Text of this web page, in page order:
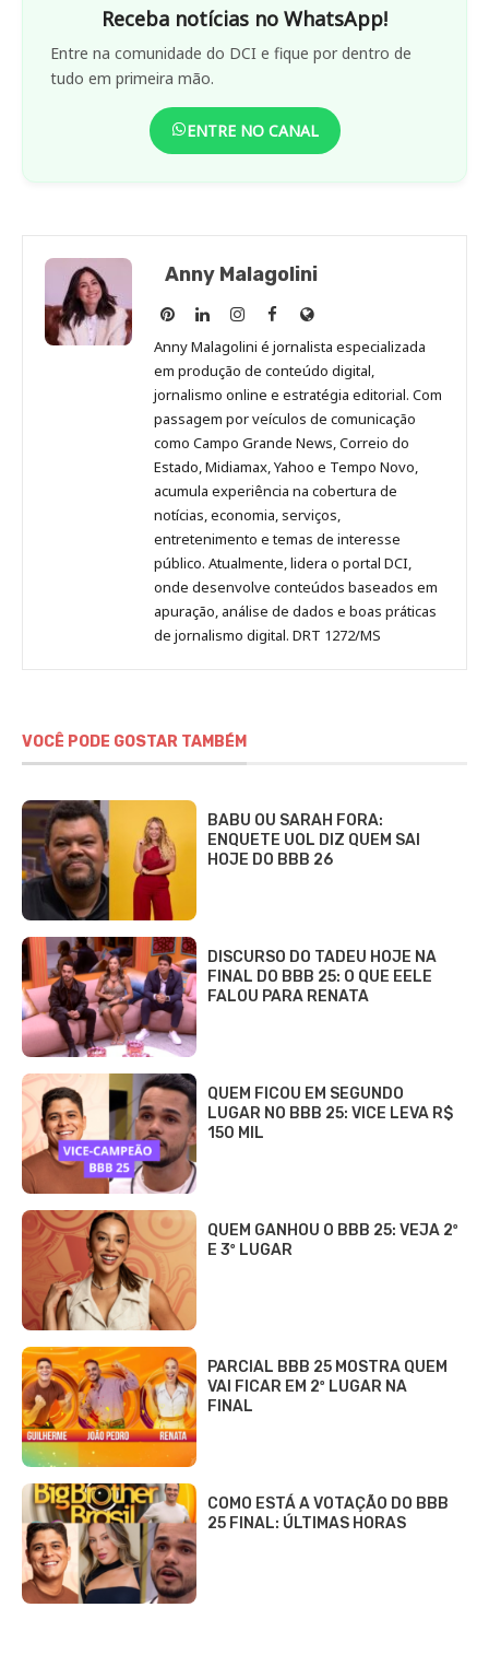
Receba notícias no WhatsApp!
Entre na comunidade do DCI e fique por dentro de
tudo em primeira mão.
ENTRE NO CANAL
Anny Malagolini
Anny
Malagolini
no
Pinterest
Anny
Malagolini
no
LinkedIn
Anny
Malagolini
no
Instagram
Anny
Malagolini
no
Facebook
Site
de
Anny
Malagolini
Anny Malagolini é jornalista especializada
em produção de conteúdo digital,
jornalismo online e estratégia editorial. Com
passagem por veículos de comunicação
como Campo Grande News, Correio do
Estado, Midiamax, Yahoo e Tempo Novo,
acumula experiência na cobertura de
notícias, economia, serviços,
entretenimento e temas de interesse
público. Atualmente, lidera o portal DCI,
onde desenvolve conteúdos baseados em
apuração, análise de dados e boas práticas
de jornalismo digital. DRT 1272/MS
VOCÊ PODE GOSTAR TAMBÉM
BABU OU SARAH FORA:
ENQUETE UOL DIZ QUEM SAI
HOJE DO BBB 26
DISCURSO DO TADEU HOJE NA
FINAL DO BBB 25: O QUE EELE
FALOU PARA RENATA
QUEM FICOU EM SEGUNDO
LUGAR NO BBB 25: VICE LEVA R$
150 MIL
QUEM GANHOU O BBB 25: VEJA 2º
E 3º LUGAR
PARCIAL BBB 25 MOSTRA QUEM
VAI FICAR EM 2º LUGAR NA
FINAL
COMO ESTÁ A VOTAÇÃO DO BBB
25 FINAL: ÚLTIMAS HORAS